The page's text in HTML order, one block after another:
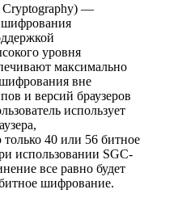
Cryptography) —
уровня
максимально
вне
и версий браузеров
использует
40 или 56 битное
использовании SGC-
все равно будет
шифрование.